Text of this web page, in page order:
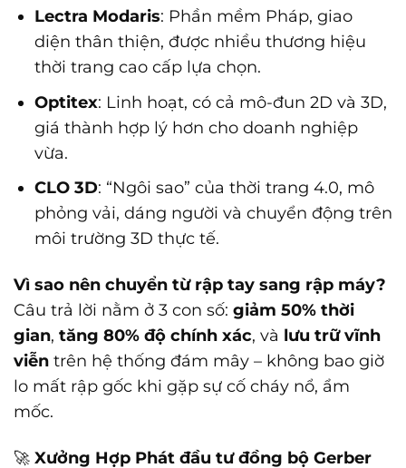
Lectra Modaris: Phần mềm Pháp, giao
diện thân thiện, được nhiều thương hiệu
thời trang cao cấp lựa chọn.
Optitex: Linh hoạt, có cả mô-đun 2D và 3D,
giá thành hợp lý hơn cho doanh nghiệp
vừa.
CLO 3D: “Ngôi sao” của thời trang 4.0, mô
phỏng vải, dáng người và chuyển động trên
môi trường 3D thực tế.
Vì sao nên chuyển từ rập tay sang rập máy?
Câu trả lời nằm ở 3 con số: giảm 50% thời
gian, tăng 80% độ chính xác, và lưu trữ vĩnh
viễn trên hệ thống đám mây – không bao giờ
lo mất rập gốc khi gặp sự cố cháy nổ, ẩm
mốc.
🚀 Xưởng Hợp Phát đầu tư đồng bộ Gerber